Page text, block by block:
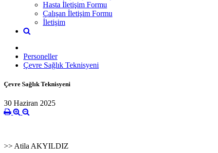
Hasta İletişim Formu
Çalışan İletişim Formu
İletişim
Personeller
Çevre Sağlık Teknisyeni
Çevre Sağlık Teknisyeni
30 Haziran 2025
>> Atila AKYILDIZ